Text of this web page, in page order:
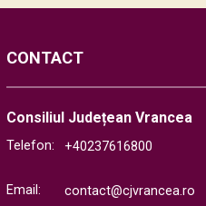
CONTACT
Consiliul Județean Vrancea
Telefon: +40237616800
Email: contact@cjvrancea.ro